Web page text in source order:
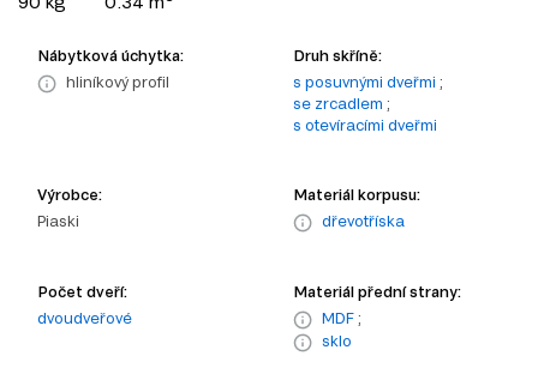
Nábytková úchytka:
hliníkový profil
Druh skříně:
s posuvnými dveřmi ;
se zrcadlem ;
s otevíracími dveřmi
Výrobce:
Piaski
Materiál korpusu:
dřevotříska
Počet dveří:
dvoudveřové
Materiál přední strany:
MDF ;
sklo